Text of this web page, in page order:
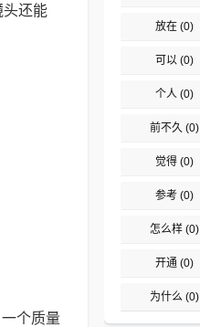
头还能
个质量
放在 (0)
可以 (0)
个人 (0)
前不久 (0)
觉得 (0)
参考 (0)
怎么样 (0)
开通 (0)
为什么 (0)